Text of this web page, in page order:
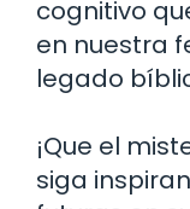
cognitivo
en nuestra
legado
¡Que el
siga